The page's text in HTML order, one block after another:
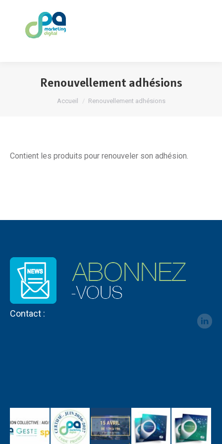
Renouvellement adhésions
Accueil Renouvellement adhésions
Contient les produits pour renouveler son adhésion.
Contact :